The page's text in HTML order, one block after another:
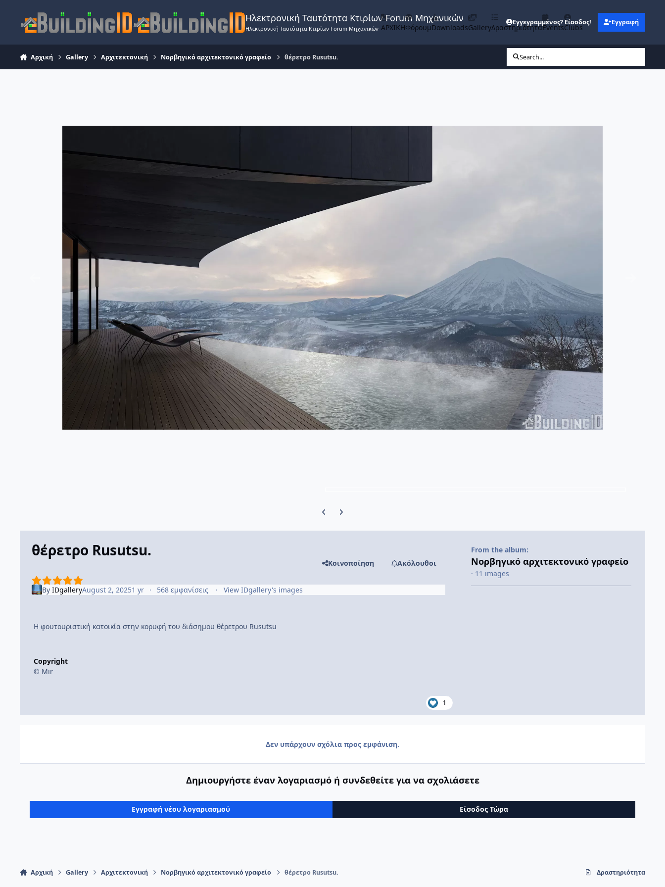
Ηλεκτρονική Ταυτότητα Κτιρίων Forum Μηχανικών
Ηλεκτρονική Ταυτότητα Κτιρίων Forum Μηχανικών ΑΡΧΙΚΗΦόρουμDownloadsGalleryΔραστηριότηταEventsClubs
Εγγεγραμμένος? Είσοδος! Εγγραφή
Αρχική Gallery Αρχιτεκτονική Νορβηγικό αρχιτεκτονικό γραφείο θέρετρο Rusutsu. Search...
Previous carousel slide
Next carousel slide
θέρετρο Rusutsu.
Κοινοποίηση Ακόλουθοι
By IDgalleryAugust 2, 20251 yr 568 εμφανίσεις View IDgallery's images
H φουτουριστική κατοικία στην κορυφή του διάσημου θέρετρου Rusutsu
Copyright
© Mir
1
From the album:
Νορβηγικό αρχιτεκτονικό γραφείο
· 11 images
Δεν υπάρχουν σχόλια προς εμφάνιση.
Δημιουργήστε έναν λογαριασμό ή συνδεθείτε για να σχολιάσετε
Εγγραφή νέου λογαριασμού Είσοδος Τώρα
Αρχική Gallery Αρχιτεκτονική Νορβηγικό αρχιτεκτονικό γραφείο θέρετρο Rusutsu. Δραστηριότητα